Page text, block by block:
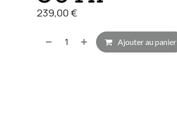
239,00€
Ajouter au panier